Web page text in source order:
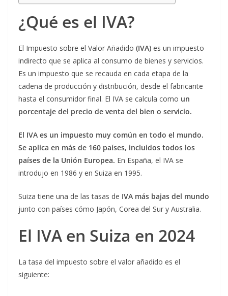
¿Qué es el IVA?
El Impuesto sobre el Valor Añadido (IVA) es un impuesto
indirecto que se aplica al consumo de bienes y servicios.
Es un impuesto que se recauda en cada etapa de la
cadena de producción y distribución, desde el fabricante
hasta el consumidor final. El IVA se calcula como un
porcentaje del precio de venta del bien o servicio.
El IVA es un impuesto muy común en todo el mundo.
Se aplica en más de 160 países, incluidos todos los
países de la Unión Europea. En España, el IVA se
introdujo en 1986 y en Suiza en 1995.
Suiza tiene una de las tasas de IVA más bajas del mundo
junto con países cómo Japón, Corea del Sur y Australia.
El IVA en Suiza en 2024
La tasa del impuesto sobre el valor añadido es el
siguiente: